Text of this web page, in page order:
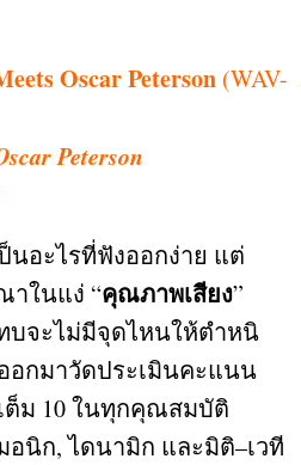
Oscar Peterson (WAV-
Peterson
นอะไรที่ฟังออกง่าย แต่
าในแง่ “คุณภาพเสียง”
บจะไม่มีจุดไหนให้ตำหนิ
กมาวัดประเมินคะแนน
ต็ม 10ในทุกคุณสมบัติ
อนิก,ไดนามิก และมิติ–เวที